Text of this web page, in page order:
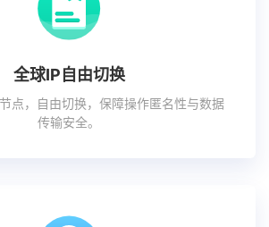
全球IP自由切换
点，自由切换，保障操作匿名性与数据
传输安全。